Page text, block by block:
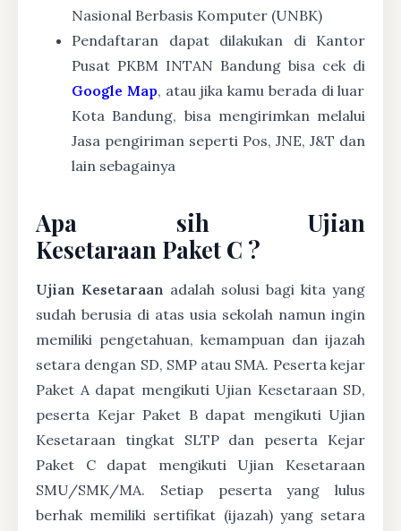
Nasional Berbasis Komputer (UNBK)
Pendaftaran dapat dilakukan di Kantor
Pusat PKBM INTAN Bandung bisa cek di
Google Map, atau jika kamu berada di luar
Kota Bandung, bisa mengirimkan melalui
Jasa pengiriman seperti Pos, JNE, J&T dan
lain sebagainya
Apa sih Ujian
Kesetaraan Paket C ?
Ujian Kesetaraan adalah solusi bagi kita yang
sudah berusia di atas usia sekolah namun ingin
memiliki pengetahuan, kemampuan dan ijazah
setara dengan SD, SMP atau SMA. Peserta kejar
Paket A dapat mengikuti Ujian Kesetaraan SD,
peserta Kejar Paket B dapat mengikuti Ujian
Kesetaraan tingkat SLTP dan peserta Kejar
Paket C dapat mengikuti Ujian Kesetaraan
SMU/SMK/MA. Setiap peserta yang lulus
berhak memiliki sertifikat (ijazah) yang setara